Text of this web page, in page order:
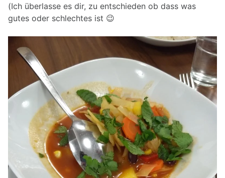
(Ich überlasse es dir, zu entschieden ob dass was
gutes oder schlechtes ist 😉